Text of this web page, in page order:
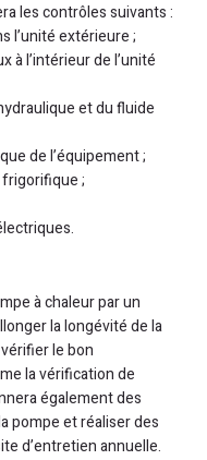
les contrôles suivants :
l’unité extérieure ;
à l’intérieur de l’unité
et du fluide
de l’équipement ;
;
à chaleur par un
la longévité de la
le bon
la vérification de
également des
pompe et réaliser des
d’entretien annuelle.